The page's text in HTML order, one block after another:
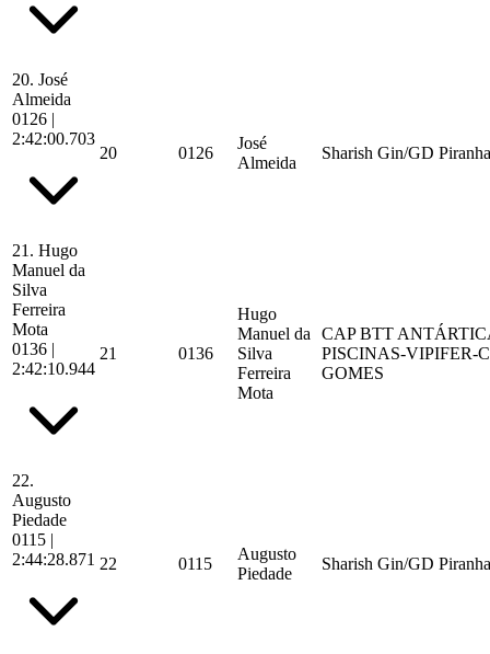
20. José
Almeida
0126 |
2:42:00.703
20 0126
José
Almeida
Sharish Gin/GD
21. Hugo
Manuel da
Silva
Ferreira
Mota
0136 |
2:42:10.944
21 0136
Hugo
Manuel da
Silva
Ferreira
Mota
CAP BTT
PISCINAS-VIPIFER-
GOMES
22.
Augusto
Piedade
0115 |
2:44:28.871 22 0115
Augusto
Piedade
Sharish Gin/GD